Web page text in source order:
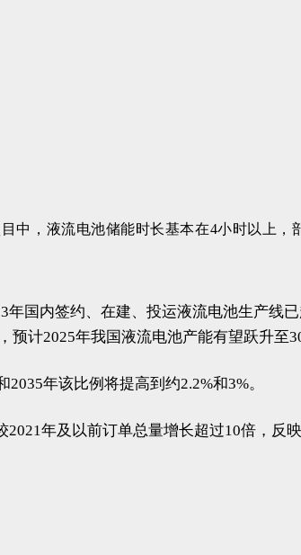
中，液流电池储能时长基本在4小时以上，
国内签约、在建、投运液流电池生产线
计2025年我国液流电池产能有望跃升至
年该比例将提高到约2.2%和3%。
年及以前订单总量增长超过10倍，反